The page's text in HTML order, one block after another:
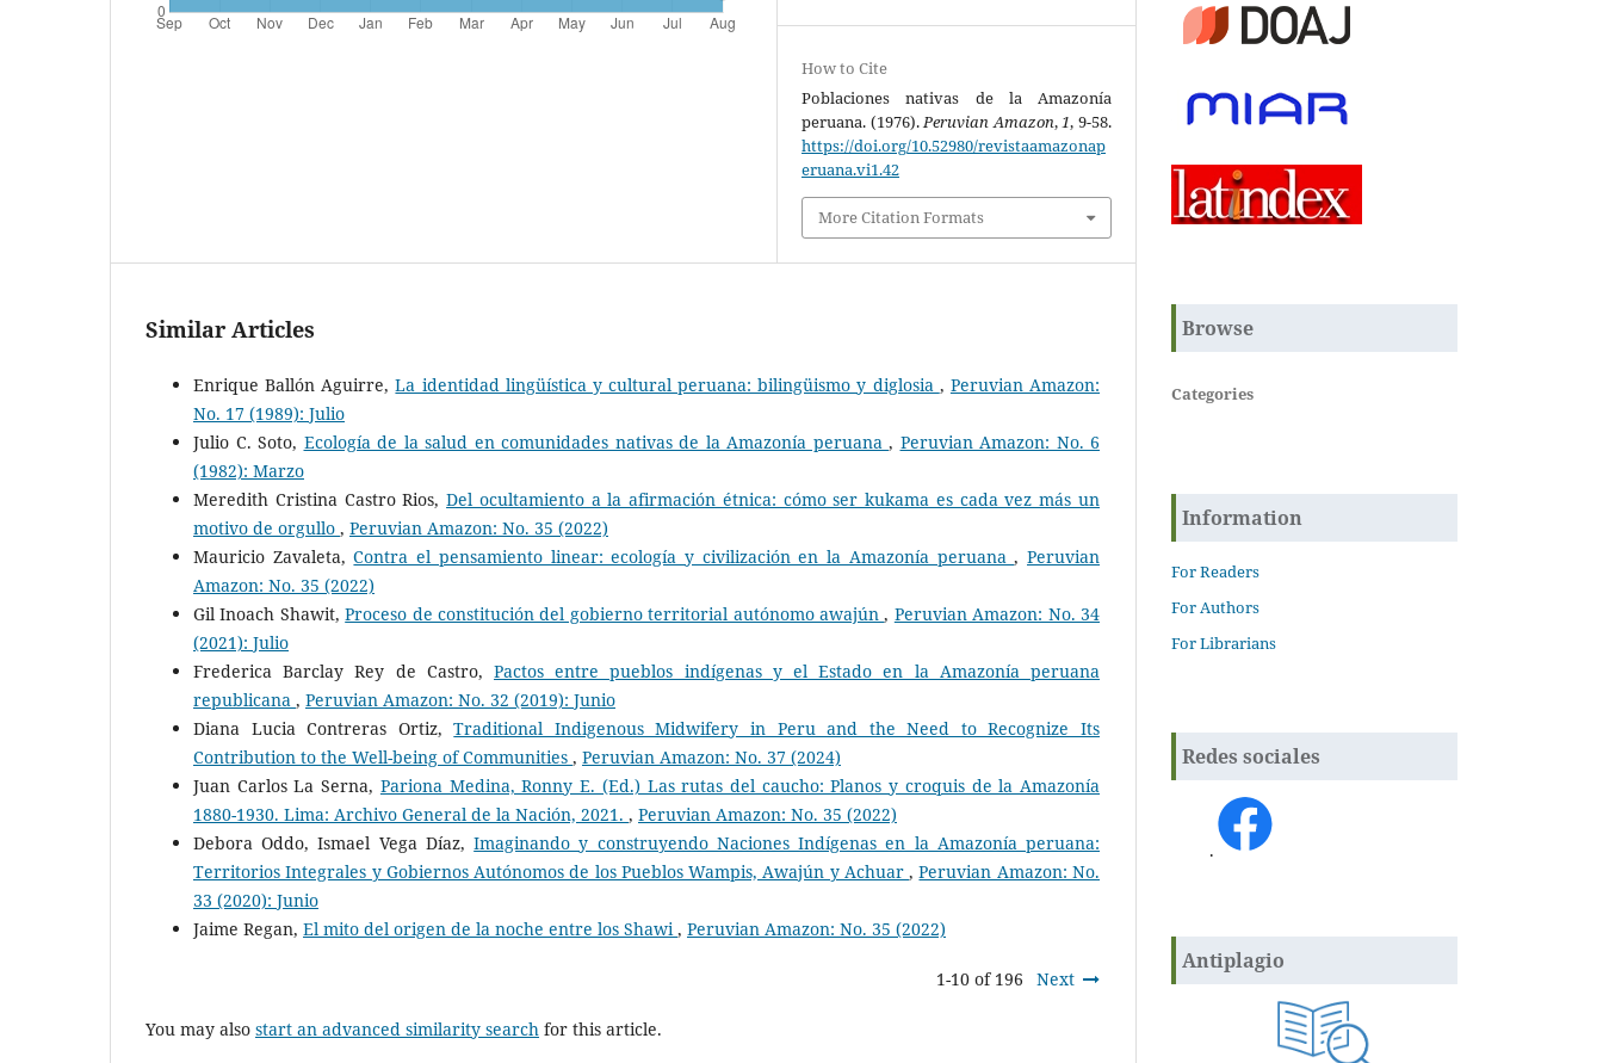
How to Cite
Poblaciones nativas de la Amazonía
peruana. (1976).Peruvian Amazon,1, 9-58.
https://doi.org/10.52980/revistaamazonap
eruana.vi1.42
More Citation Formats
Similar Articles
Enrique Ballón Aguirre,La identidad lingüística y cultural peruana: bilingüismo y diglosia , Peruvian Amazon:
No. 17 (1989): Julio
Julio C. Soto, Ecología de la salud en comunidades nativas de la Amazonía peruana , Peruvian Amazon: No. 6
(1982): Marzo
Meredith Cristina Castro Rios,Del ocultamiento a la afirmación étnica: cómo ser kukama es cada vez más un
motivo de orgullo , Peruvian Amazon: No. 35 (2022)
Mauricio Zavaleta,Contra el pensamiento linear: ecología y civilización en la Amazonía peruana,Peruvian
Amazon: No. 35 (2022)
Gil Inoach Shawit,Proceso de constitución del gobierno territorial autónomo awajún, Peruvian Amazon: No. 34
(2021): Julio
Frederica Barclay Rey de Castro, Pactos entre pueblos indígenas y el Estado en la Amazonía peruana
republicana , Peruvian Amazon: No. 32 (2019): Junio
Diana Lucia Contreras Ortiz,Traditional Indigenous Midwifery in Peru and the Need to Recognize Its
Contribution to the Well-being of Communities , Peruvian Amazon: No. 37 (2024)
Juan Carlos La Serna, Pariona Medina, Ronny E. (Ed.) Las rutas del caucho: Planos y croquis de la Amazonía
1880-1930. Lima: Archivo General de la Nación, 2021. , Peruvian Amazon: No. 35 (2022)
Debora Oddo, Ismael Vega Díaz,Imaginando y construyendo Naciones Indígenas en la Amazonía peruana:
Territorios Integrales y Gobiernos Autónomos de los Pueblos Wampis, Awajún y Achuar,Peruvian Amazon: No.
33 (2020): Junio
Jaime Regan, El mito del origen de la noche entre los Shawi , Peruvian Amazon: No. 35 (2022)
1-10 of 196 Next
You may also start an advanced similarity search for this article.
Browse
Categories
Information
For Readers
For Authors
For Librarians
Redes sociales
.
Antiplagio